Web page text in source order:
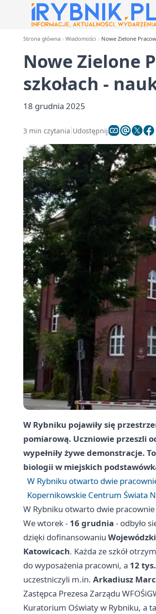
Strona główna Wiadomości Nowe Zielone
Nowe Zielone
szkołach -
18 grudnia 2025
3 min czytania Udostępnij
W Rybniku pojawiły się
pomiarową. Uczniowie przeszli
wypełniły żywe demonstracje.
biologii w miejskich
W Rybniku otwarto dwie
Kopernikowskie Centrum Świata
W Rybniku otwarto dwie
We wtorek - 16 grudnia - odbyło
dzięki dofinansowaniu
Katowicach. Każda ze szkół
do wyposażenia pracowni, a 12 tys.
uczestniczyli m.in. Arkadiusz
Zastępca Prezesa Zarządu
Kuratorium Oświaty w Rybniku, a